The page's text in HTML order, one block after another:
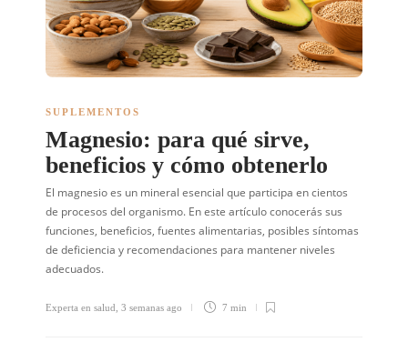
SUPLEMENTOS
Magnesio: para qué sirve,
beneficios y cómo obtenerlo
El magnesio es un mineral esencial que participa en cientos
de procesos del organismo. En este artículo conocerás sus
funciones, beneficios, fuentes alimentarias, posibles síntomas
de deficiencia y recomendaciones para mantener niveles
adecuados.
Experta en salud 3 semanas ago 7 min